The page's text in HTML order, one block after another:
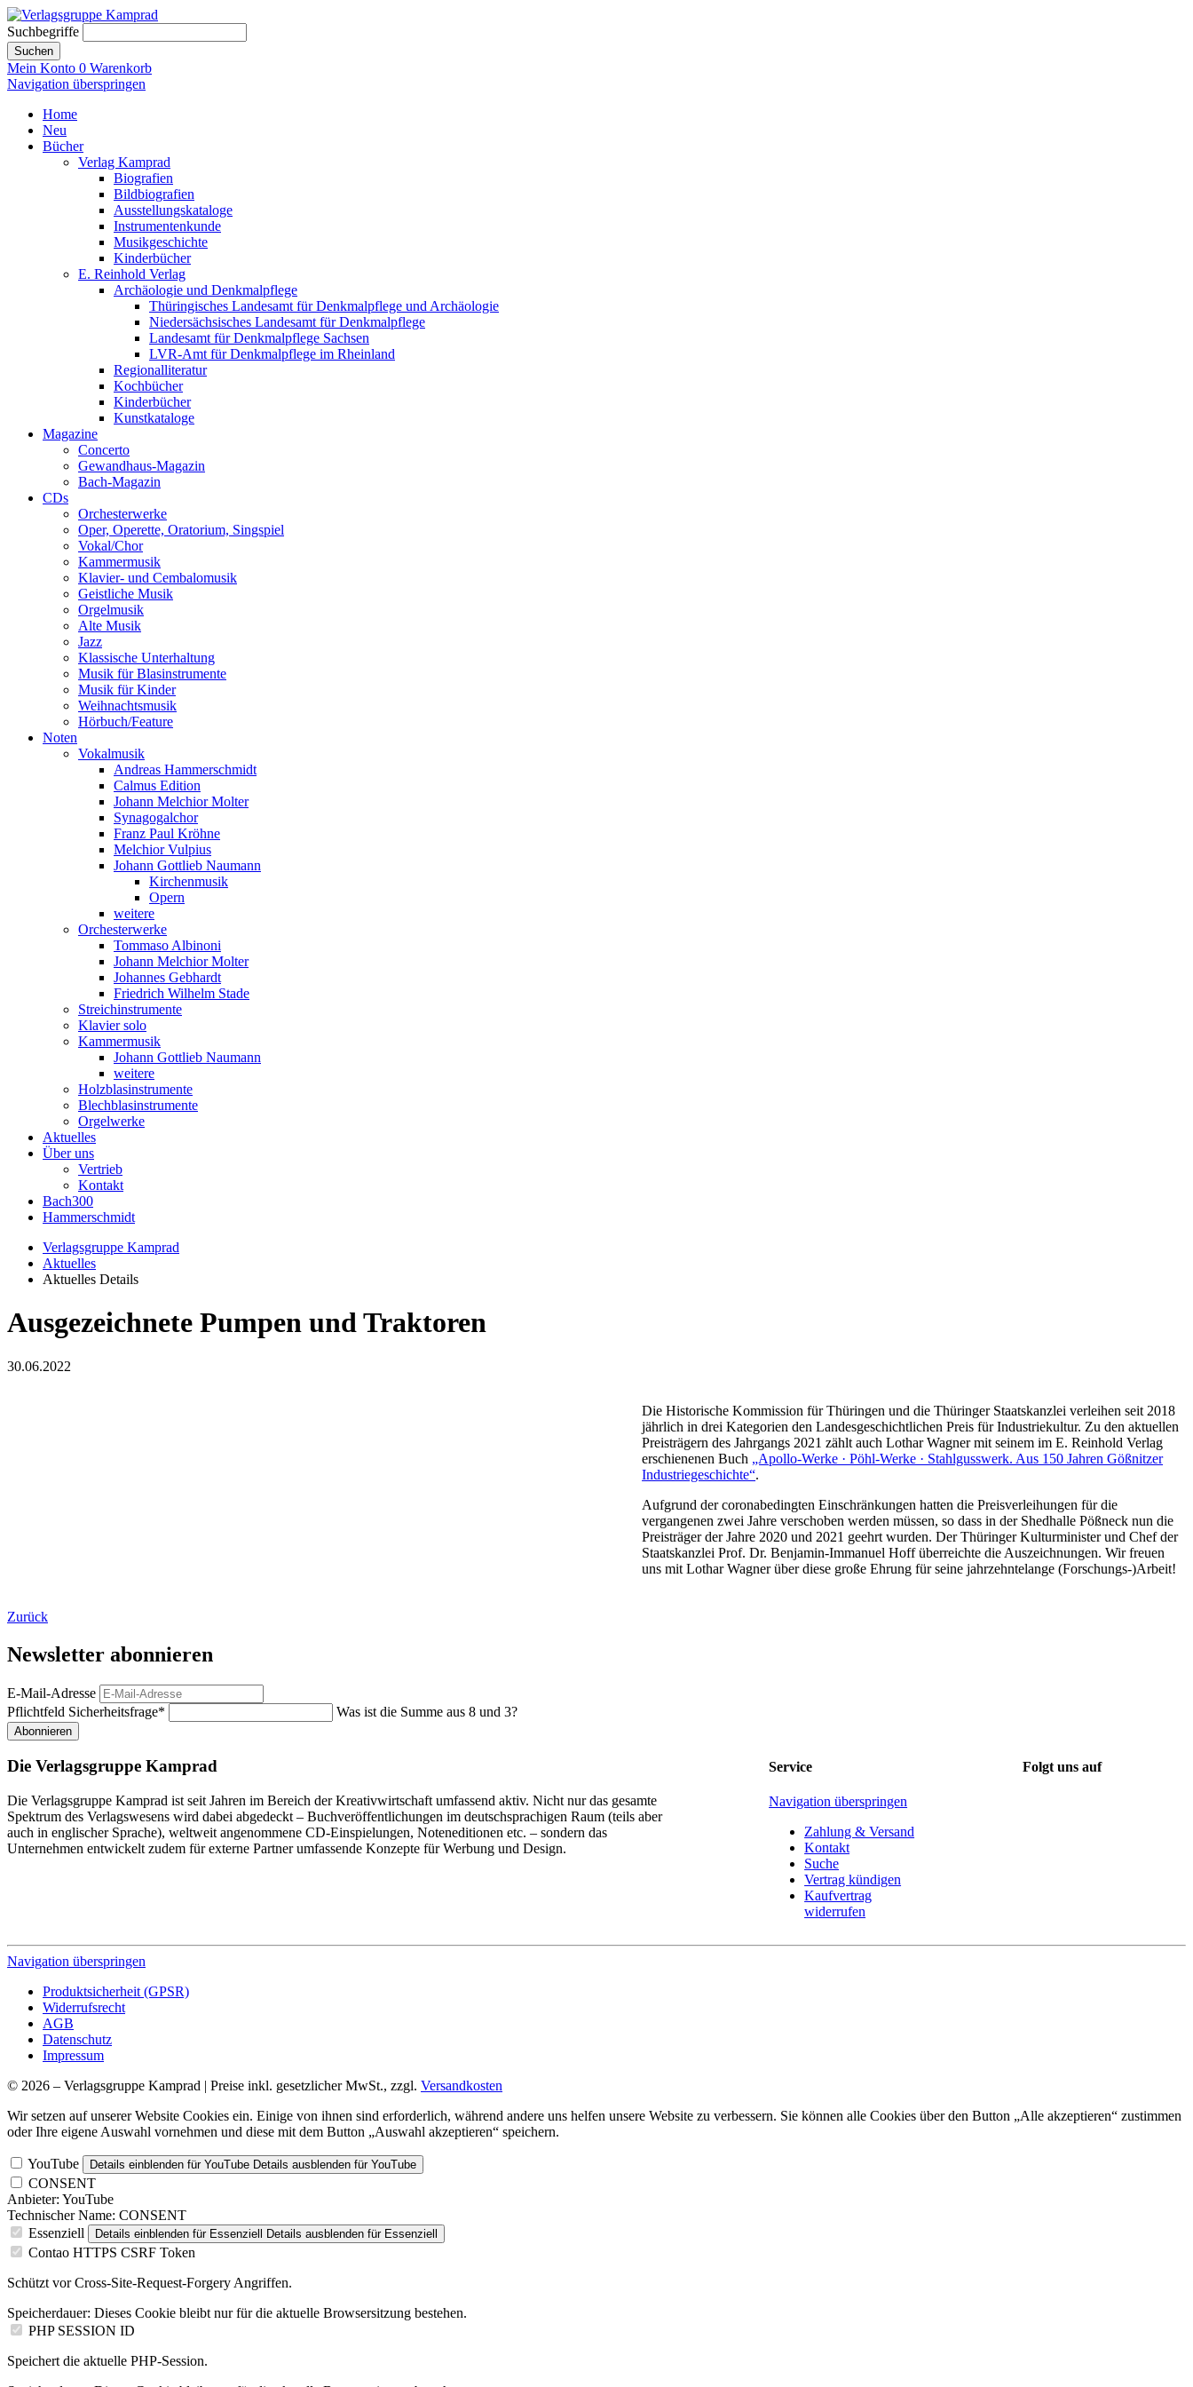
Suchbegriffe
Suchen
Mein Konto 0 Warenkorb
Navigation überspringen
Home
Neu
Bücher
Verlag Kamprad
Biografien
Bildbiografien
Ausstellungskataloge
Instrumentenkunde
Musikgeschichte
Kinderbücher
E. Reinhold Verlag
Archäologie und Denkmalpflege
Thüringisches Landesamt für Denkmalpflege und Archäologie
Niedersächsisches Landesamt für Denkmalpflege
Landesamt für Denkmalpflege Sachsen
LVR-Amt für Denkmalpflege im Rheinland
Regionalliteratur
Kochbücher
Kinderbücher
Kunstkataloge
Magazine
Concerto
Gewandhaus-Magazin
Bach-Magazin
CDs
Orchesterwerke
Oper, Operette, Oratorium, Singspiel
Vokal/Chor
Kammermusik
Klavier- und Cembalomusik
Geistliche Musik
Orgelmusik
Alte Musik
Jazz
Klassische Unterhaltung
Musik für Blasinstrumente
Musik für Kinder
Weihnachtsmusik
Hörbuch/Feature
Noten
Vokalmusik
Andreas Hammerschmidt
Calmus Edition
Johann Melchior Molter
Synagogalchor
Franz Paul Kröhne
Melchior Vulpius
Johann Gottlieb Naumann
Kirchenmusik
Opern
weitere
Orchesterwerke
Tommaso Albinoni
Johann Melchior Molter
Johannes Gebhardt
Friedrich Wilhelm Stade
Streichinstrumente
Klavier solo
Kammermusik
Johann Gottlieb Naumann
weitere
Holzblasinstrumente
Blechblasinstrumente
Orgelwerke
Aktuelles
Über uns
Vertrieb
Kontakt
Bach300
Hammerschmidt
Verlagsgruppe Kamprad
Aktuelles
Aktuelles Details
Ausgezeichnete Pumpen und Traktoren
30.06.2022
Die Historische Kommission für Thüringen und die Thüringer Staatskanzlei verleihen seit 2018
jährlich in drei Kategorien den Landesgeschichtlichen Preis für Industriekultur. Zu den aktuellen
Preisträgern des Jahrgangs 2021 zählt auch Lothar Wagner mit seinem im E. Reinhold Verlag
erschienenen Buch „Apollo-Werke · Pöhl-Werke · Stahlgusswerk. Aus 150 Jahren Gößnitzer
Industriegeschichte“.
Aufgrund der coronabedingten Einschränkungen hatten die Preisverleihungen für die
vergangenen zwei Jahre verschoben werden müssen, so dass in der Shedhalle Pößneck nun die
Preisträger der Jahre 2020 und 2021 geehrt wurden. Der Thüringer Kulturminister und Chef der
Staatskanzlei Prof. Dr. Benjamin-Immanuel Hoff überreichte die Auszeichnungen. Wir freuen
uns mit Lothar Wagner über diese große Ehrung für seine jahrzehntelange (Forschungs-)Arbeit!
Zurück
Newsletter abonnieren
E-Mail-Adresse
Pflichtfeld Sicherheitsfrage* Was ist die Summe aus 8 und 3?
Abonnieren
Die Verlagsgruppe Kamprad
Die Verlagsgruppe Kamprad ist seit Jahren im Bereich der Kreativwirtschaft umfassend aktiv. Nicht nur das gesamte
Spektrum des Verlagswesens wird dabei abgedeckt – Buchveröffentlichungen im deutschsprachigen Raum (teils aber
auch in englischer Sprache), weltweit angenommene CD-Einspielungen, Noteneditionen etc. – sondern das
Unternehmen entwickelt zudem für externe Partner umfassende Konzepte für Werbung und Design.
Service
Navigation überspringen
Zahlung & Versand
Kontakt
Suche
Vertrag kündigen
Kaufvertrag
widerrufen
Folgt uns auf
Navigation überspringen
Produktsicherheit (GPSR)
Widerrufsrecht
AGB
Datenschutz
Impressum
© 2026 – Verlagsgruppe Kamprad | Preise inkl. gesetzlicher MwSt., zzgl. Versandkosten
Wir setzen auf unserer Website Cookies ein. Einige von ihnen sind erforderlich, während andere uns helfen unsere Website zu verbessern. Sie können alle Cookies über den Button „Alle akzeptieren“ zustimmen
oder Ihre eigene Auswahl vornehmen und diese mit dem Button „Auswahl akzeptieren“ speichern.
YouTube Details einblenden für YouTube Details ausblenden für YouTube
CONSENT
Anbieter: YouTube
Technischer Name: CONSENT
Essenziell
Details einblenden für Essenziell Details ausblenden für Essenziell
Contao HTTPS CSRF Token
Schützt vor Cross-Site-Request-Forgery Angriffen.
Speicherdauer: Dieses Cookie bleibt nur für die aktuelle Browsersitzung bestehen.
PHP SESSION ID
Speichert die aktuelle PHP-Session.